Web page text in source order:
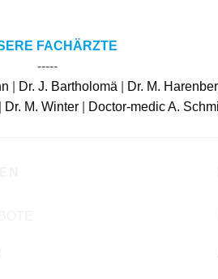
FACHÄRZTE
-----
Dr. J. Bartholomä Dr. M.
Dr. M. Winter| Doctor-medic A.